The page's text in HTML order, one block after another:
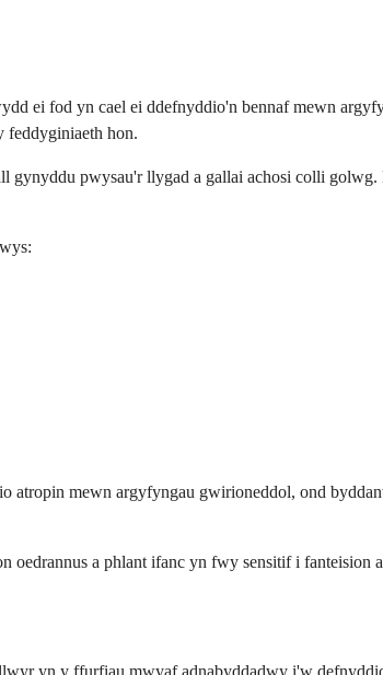
ei fod yn cael ei ddefnyddio'n bennaf mewn
feddyginiaeth hon.
pwysau'r llygad a gallai achosi colli
mewn argyfyngau gwirioneddol, ond
a phlant ifanc yn fwy sensitif i fanteision
yn y ffurfiau mwyaf adnabyddadwy i'w